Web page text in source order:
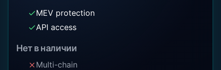
MEV protection
API access
Нет в наличии
Multi-chain